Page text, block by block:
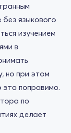
языкового
изучением
в
но при этом
это поправимо.
по
делает